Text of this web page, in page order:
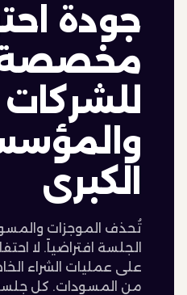
جودة
للشركات
الكبرى
تُحذف الموجزات
الجلسة افتراضياً. لا
على عمليات الشراء
من المسودات. كل